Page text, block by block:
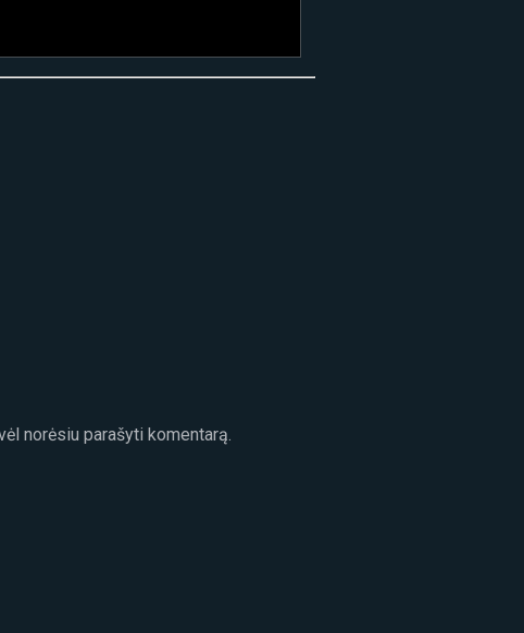
norėsiu parašyti komentarą.